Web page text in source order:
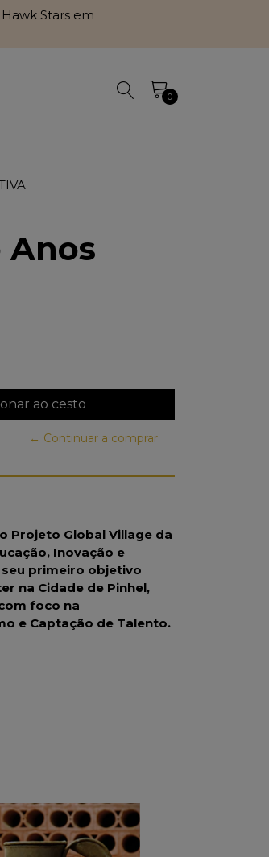
Stars em
0
← Continuar a comprar
Projeto Global Village da
Inovação e
primeiro objetivo
na Cidade de Pinhel,
foco na
e Captação de Talento.